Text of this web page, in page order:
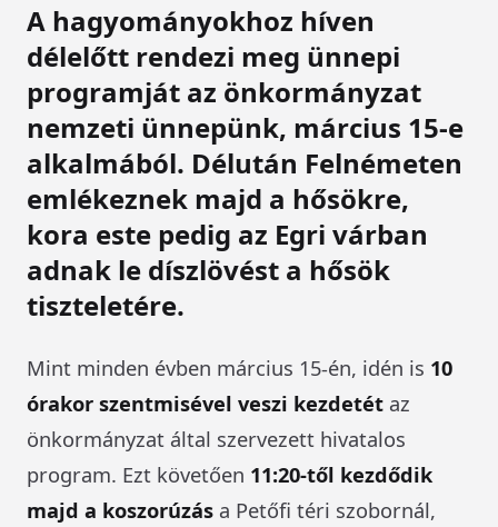
A hagyományokhoz híven
délelőtt rendezi meg ünnepi
programját az önkormányzat
nemzeti ünnepünk, március 15-e
alkalmából. Délután Felnémeten
emlékeznek majd a hősökre,
kora este pedig az Egri várban
adnak le díszlövést a hősök
tiszteletére.
Mint minden évben március 15-én, idén is 10
órakor szentmisével veszi kezdetét az
önkormányzat által szervezett hivatalos
program. Ezt követően 11:20-től kezdődik
majd a koszorúzás a Petőfi téri szobornál,